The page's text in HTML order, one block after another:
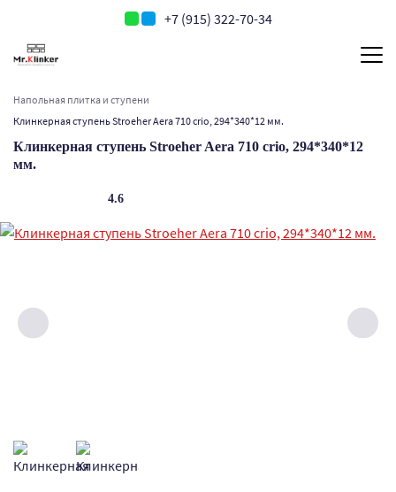
+7 (915) 322-70-34
Напольная плитка и ступени
Клинкерная ступень Stroeher Aera 710 crio, 294*340*12 мм.
Клинкерная ступень Stroeher Aera 710 crio, 294*340*12
мм.
4.6